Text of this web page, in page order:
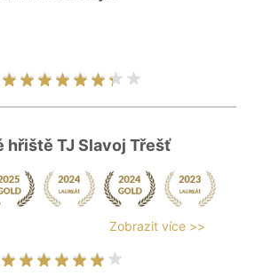
hřiště TJ Slavoj Třešť
Zobrazit více >>